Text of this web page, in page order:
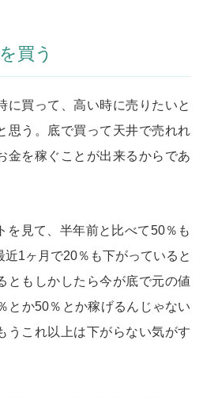
買う
に買って、高い時に売りたいと
思う。底で買って天井で売れれ
金を稼ぐことが出来るからであ
を見て、半年前と比べて50％も
近1ヶ月で20％も下がっていると
ともしかしたら今が底で元の値
とか50％とか稼げるんじゃない
うこれ以上は下がらない気がす